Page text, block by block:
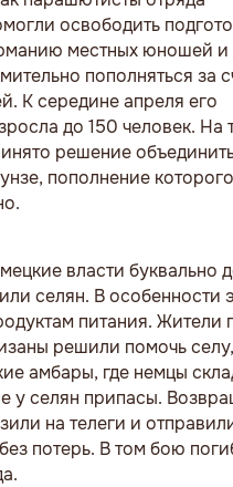
освободить
местных юношей и
пополняться за
К середине апреля его
до 150 человек. На
решение
пополнение
власти буквально
селян. В особенности
питания. Жители
решили помочь
амбары, где немцы
у селян припасы.
на телеги и
потерь. В том бою